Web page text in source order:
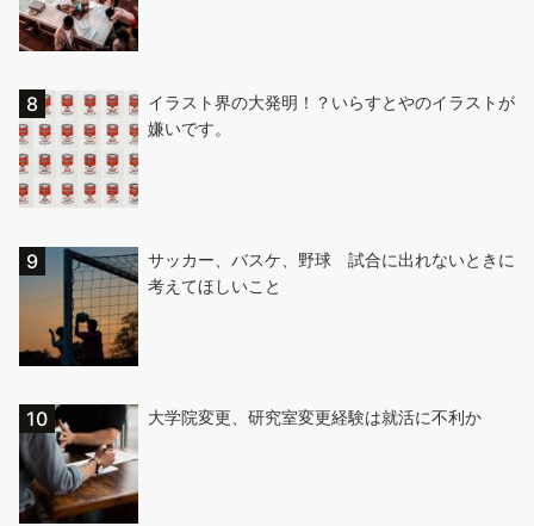
イラスト界の大発明！？いらすとやのイラストが
嫌いです。
サッカー、バスケ、野球 試合に出れないときに
考えてほしいこと
大学院変更、研究室変更経験は就活に不利か